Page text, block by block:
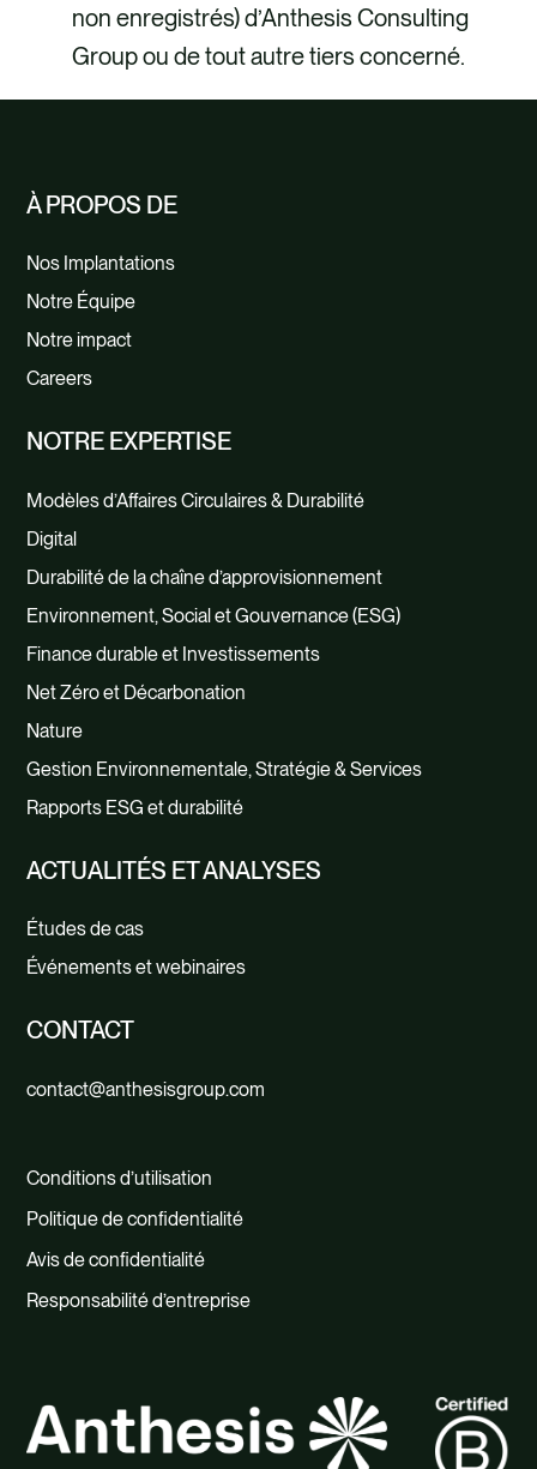
non enregistrés) d’Anthesis Consulting
Group ou de tout autre tiers concerné.
À PROPOS DE
Nos Implantations
Notre Équipe
Notre impact
Careers
NOTRE EXPERTISE
Modèles d’Affaires Circulaires & Durabilité
Digital
Durabilité de la chaîne d’approvisionnement
Environnement, Social et Gouvernance (ESG)
Finance durable et Investissements
Net Zéro et Décarbonation
Nature
Gestion Environnementale, Stratégie & Services
Rapports ESG et durabilité
ACTUALITÉS ET ANALYSES
Études de cas
Événements et webinaires
CONTACT
contact@anthesisgroup.com
Conditions d’utilisation
Politique de confidentialité
Avis de confidentialité
Responsabilité d’entreprise